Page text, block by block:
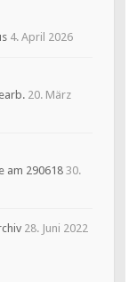
4. April 2026
20. März
30.
28. Juni 2022